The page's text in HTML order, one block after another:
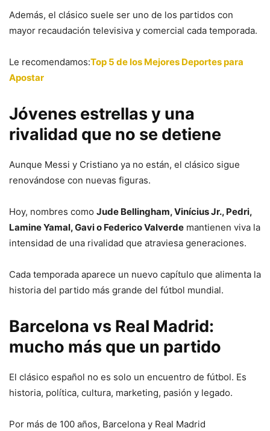
Además, el clásico suele ser uno de los partidos con
mayor recaudación televisiva y comercial cada temporada.
Le recomendamos:Top 5 de los Mejores Deportes para
Apostar
Jóvenes estrellas y una
rivalidad que no se detiene
Aunque Messi y Cristiano ya no están, el clásico sigue
renovándose con nuevas figuras.
Hoy, nombres como Jude Bellingham, Vinícius Jr., Pedri,
Lamine Yamal, Gavi o Federico Valverde mantienen viva la
intensidad de una rivalidad que atraviesa generaciones.
Cada temporada aparece un nuevo capítulo que alimenta la
historia del partido más grande del fútbol mundial.
Barcelona vs Real Madrid:
mucho más que un partido
El clásico español no es solo un encuentro de fútbol. Es
historia, política, cultura, marketing, pasión y legado.
Por más de 100 años, Barcelona y Real Madrid